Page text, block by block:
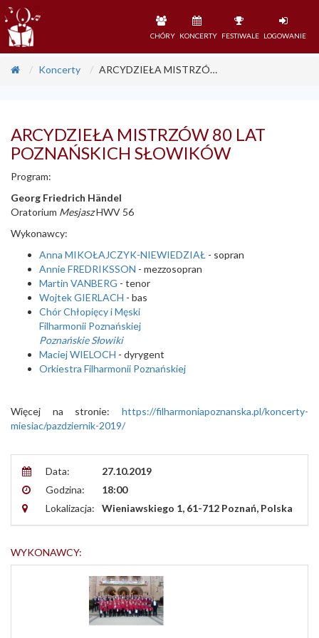
CHÓRY KONCERTY FESTIWALE LOGOWANIE
Koncerty ARCYDZIEŁA MISTRZÓW 80 LAT POZNAŃSKICH SŁOWIKÓW
ARCYDZIEŁA MISTRZÓW 80 LAT
POZNAŃSKICH SŁOWIKÓW
Program:
Georg Friedrich Händel
Oratorium MesjaszHWV 56
Wykonawcy:
Anna MIKOŁAJCZYK-NIEWIEDZIAŁ - sopran
AnnieFREDRIKSSON - mezzosopran
Martin VANBERG - tenor
WojtekGIERLACH - bas
Chór Chłopięcy i Męski
Filharmonii Poznańskiej
Poznańskie Słowiki
MaciejWIELOCH - dyrygent
Orkiestra Filharmonii Poznańskiej
Więcej na stronie: https://filharmoniapoznanska.pl/koncerty-
miesiac/pazdziernik-2019/
Data:
27.10.2019
Godzina:
18:00
Lokalizacja:
Wieniawskiego 1, 61-712 Poznań, Polska
WYKONAWCY: